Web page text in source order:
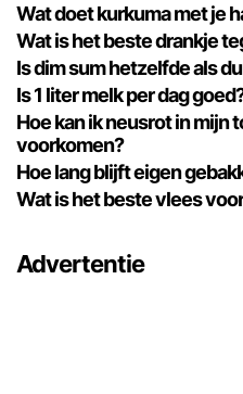
Wat doet kurkuma met je
Wat is het beste drankje
Is dim sum hetzelfde als
Is 1 liter melk per dag
Hoe kan ik neusrot in mijn
voorkomen?
Hoe lang blijft eigen
Wat is het beste vlees
Advertentie